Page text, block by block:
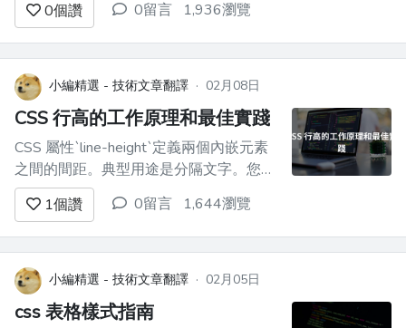
對單位、絕對單位和視口單位。 |媒體|建
議|偶爾使用|不經常使用|不建議| |-----|-
-----------|--------------|-------------
-...
0個讚 0留言 1,936瀏覽
小編精選 - 技術文章翻譯 · 02月08日
CSS 行高的工作原理和最佳實踐
CSS 屬性`line-height`定義兩個內嵌元素
之間的間距。典型用途是分隔文字。您可
以看到人們將其與“前導”進行比較，“前
導”是印刷術中使用的術語，指兩行文本
的基線之間的空間。 `line-height`工作方
式不同。它在文字上方和下方加入了空
間。 ![行距與行高](https:...
1個讚 0留言 1,644瀏覽
小編精選 - 技術文章翻譯 · 02月05日
css 表格樣式指南